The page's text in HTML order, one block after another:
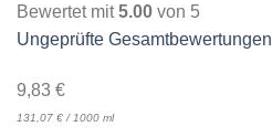
Bewertet mit5.00 von 5
Ungeprüfte Gesamtbewertungen
9,83 €
131,07 € / 1000 ml